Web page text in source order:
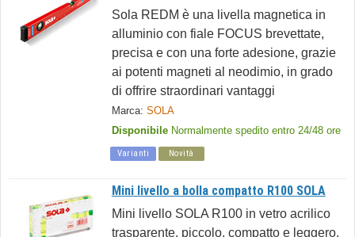
Sola REDM è una livella magnetica in
alluminio con fiale FOCUS brevettate,
precisa e con una forte adesione, grazie
ai potenti magneti al neodimio, in grado
di offrire straordinari vantaggi
Marca: SOLA
Disponibile Normalmente spedito entro 24/48 ore
Varianti Novità
Mini livello a bolla compatto R100 SOLA
Mini livello SOLA R100 in vetro acrilico
trasparente, piccolo, compatto e leggero,